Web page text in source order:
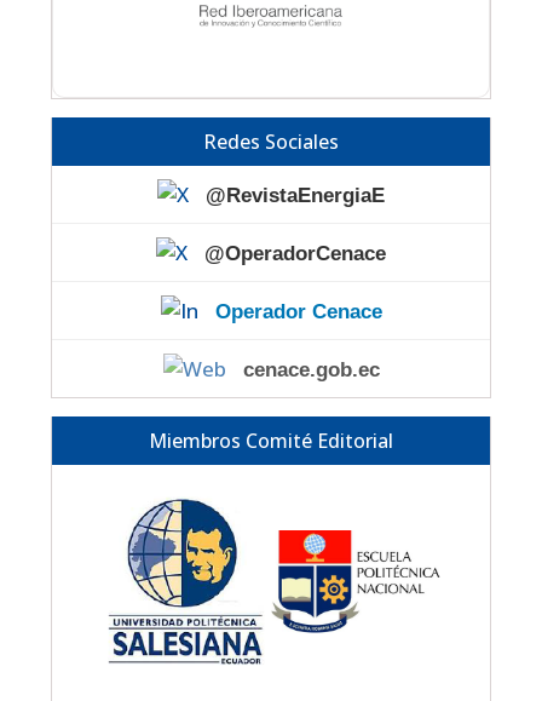
Redes Sociales
@RevistaEnergiaE
@OperadorCenace
Operador Cenace
cenace.gob.ec
Miembros Comité Editorial